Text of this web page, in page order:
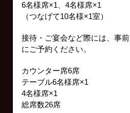
6名様席×1、4名様席×1
（つなげて10名様×1室）
接待・ご宴会など際には、事前
にご予約ください。
カウンター席6席
テーブル6名様席×1
4名様席×1
総席数26席